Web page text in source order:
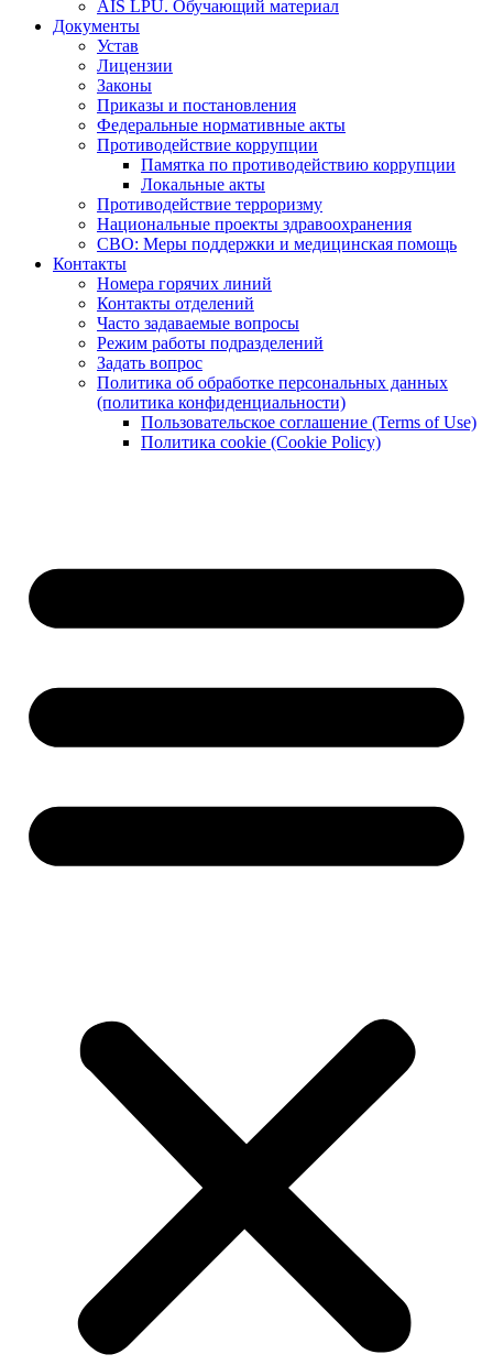
AIS LPU. Обучающий материал
Документы
Устав
Лицензии
Законы
Приказы и постановления
Федеральные нормативные акты
Противодействие коррупции
Памятка по противодействию коррупции
Локальные акты
Противодействие терроризму
Национальные проекты здравоохранения
СВО: Меры поддержки и медицинская помощь
Контакты
Номера горячих линий
Контакты отделений
Часто задаваемые вопросы
Режим работы подразделений
Задать вопрос
Политика об обработке персональных данных
(политика конфиденциальности)
Пользовательское соглашение (Terms of Use)
Политика cookie (Cookie Policy)